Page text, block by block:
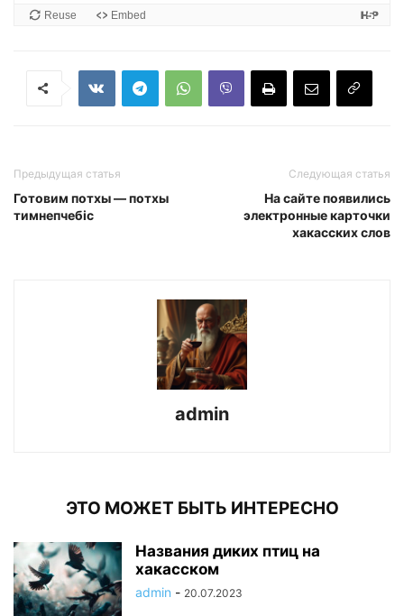
Предыдущая статья
Готовим потхы — потхы
тимнепчебіс
Следующая статья
На сайте появились
электронные карточки
хакасских слов
admin
ЭТО МОЖЕТ БЫТЬ ИНТЕРЕСНО
Названия диких птиц на
хакасском
admin - 20.07.2023